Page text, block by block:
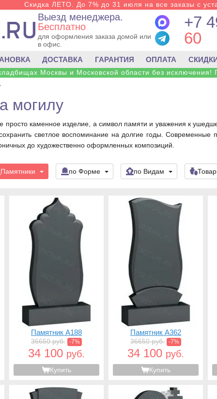
Скидка ЛЕТО. До 7% до 31 июля на все заказы с
Выезд менеджера.
Бесплатно
для оформления заказа домой или
в офис.
+7
60
ДОСТАВКА ГАРАНТИЯ ОПЛАТА
Москвы и Московской области без исключения!
могилу
каменное изделие, а символ памяти и уважения к
сохранить светлое воспоминание на долгие годы.
до художественно оформленных композиций.
Памятники по Форме по Видам
Памятник A188
36650 руб. -7%
34 100 руб.
Купить
Памятник A362
36650 руб. -7%
34 100 руб.
Купить